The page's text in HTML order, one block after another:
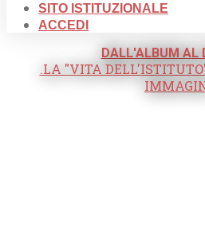
SITO ISTITUZIONALE
ACCEDI
DALL'ALBUM AL
.LA "VITA